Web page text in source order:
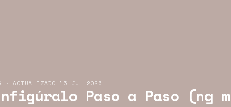
·ACTUALIZADO 15 JUL 2026
Paso a Paso (ng